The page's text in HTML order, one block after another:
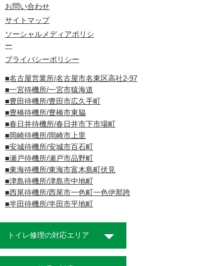
お問い合わせ
サイトマップ
ソーシャルメディアポリシ
ー
プライバシーポリシー
■名古屋営業所/名古屋市名東区高社2-97
■一宮待機所/一宮市猿海道
■豊田待機所/豊田市広久手町
■豊橋待機所/豊橋市東脇
■春日井待機所/春日井市下市場町
■岡崎待機所/岡崎市上里
■安城待機所/安城市百石町
■瀬戸待機所/瀬戸市品野町
■東海待機所/東海市富木島町伏見
■津島待機所/津島市中地町
■西尾待機所/西尾市一色町一色伊那跨
■半田待機所/半田市平地町
トイレ修理の対応エリア